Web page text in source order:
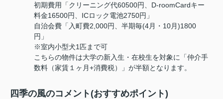
初期費用「クリーニング代60500円、D-roomCardキー
料金16500円、ICロック電池2750円」
自治会費「入町費2,000円、半期毎(4月・10月)1800
円」
※室内小型犬1匹まで可
こちらの物件は大学の新入生・在校生を対象に「仲介手
数料（家賃１ヶ月+消費税）」が半額となります。
四季の風のコメント(おすすめポイント)